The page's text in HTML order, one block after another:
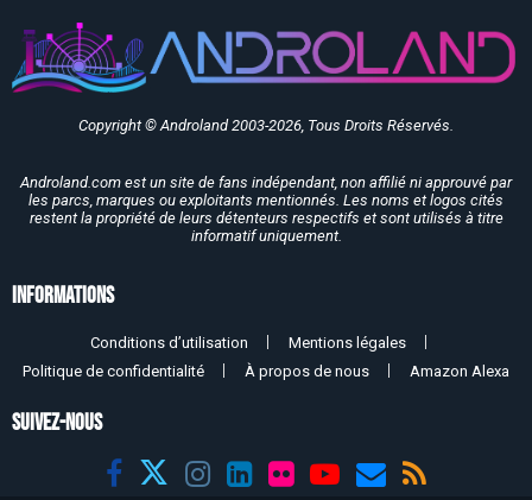
Copyright © Androland 2003-2026, Tous Droits Réservés.
Androland.com est un site de fans indépendant, non affilié ni approuvé par
les parcs, marques ou exploitants mentionnés. Les noms et logos cités
restent la propriété de leurs détenteurs respectifs et sont utilisés à titre
informatif uniquement.
Informations
Conditions d’utilisation
Mentions légales
Politique de confidentialité
À propos de nous Amazon Alexa
SUIVEZ-NOUS